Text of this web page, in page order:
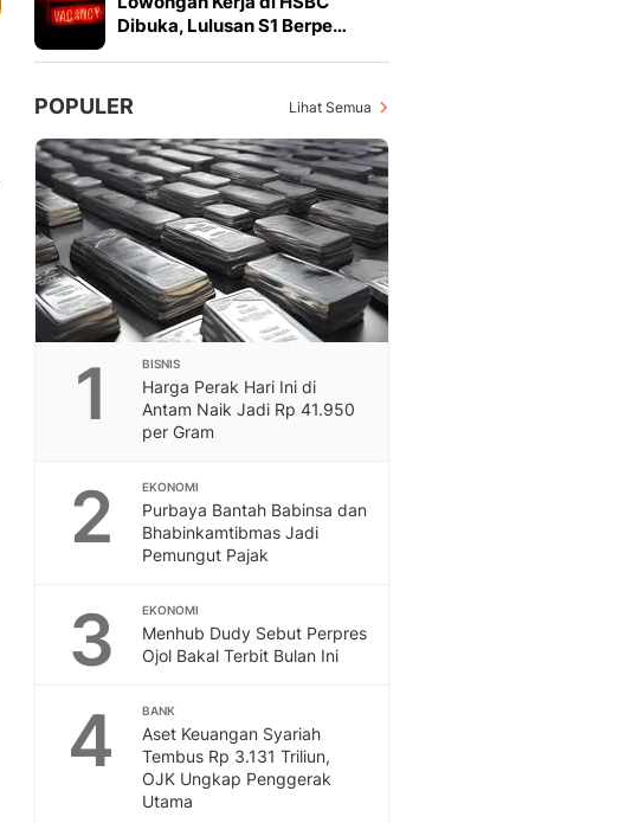
Dibuka, Lulusan S1 Berpe…
POPULER Lihat Semua
1 BISNIS
Harga Perak Hari Ini di
Antam Naik Jadi Rp 41.950
per Gram
2 EKONOMI
Purbaya Bantah Babinsa dan
Bhabinkamtibmas Jadi
Pemungut Pajak
3 EKONOMI
Menhub Dudy Sebut Perpres
Ojol Bakal Terbit Bulan Ini
4 BANK
Aset Keuangan Syariah
Tembus Rp 3.131 Triliun,
OJK Ungkap Penggerak
Utama